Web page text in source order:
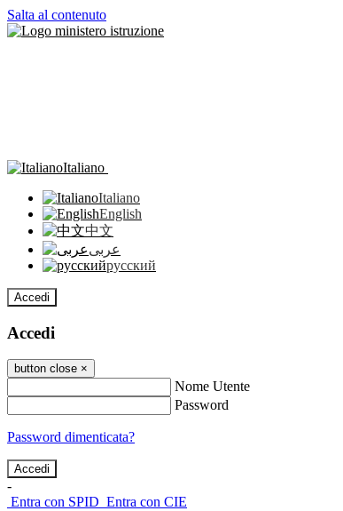
Salta al contenuto
Italiano
Italiano
English
中文
عربى
русский
Accedi
Accedi
button close ×
Nome Utente
Password
Password dimenticata?
-
Entra con SPID Entra con CIE